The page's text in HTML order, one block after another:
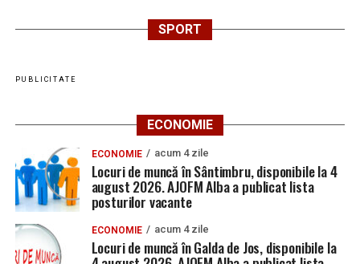
SPORT
PUBLICITATE
ECONOMIE
ECONOMIE acum 4 zile
Locuri de muncă în Sântimbru, disponibile la 4
august 2026. AJOFM Alba a publicat lista
posturilor vacante
ECONOMIE acum 4 zile
Locuri de muncă în Galda de Jos, disponibile la